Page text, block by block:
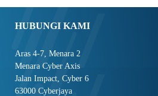
HUBUNGI KAMI
Aras 4-7, Menara 2
Menara Cyber Axis
Jalan Impact, Cyber 6
63000 Cyberjaya